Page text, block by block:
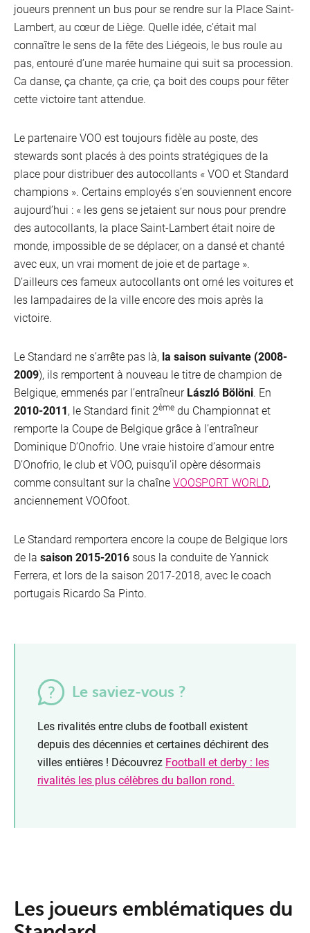
joueurs prennent un bus pour se rendre sur la Place Saint-
Lambert, au cœur de Liège. Quelle idée, c’était mal
connaître le sens de la fête des Liégeois, le bus roule au
pas, entouré d’une marée humaine qui suit sa procession.
Ca danse, ça chante, ça crie, ça boit des coups pour fêter
cette victoire tant attendue.
Le partenaire VOO est toujours fidèle au poste, des
stewards sont placés à des points stratégiques de la
place pour distribuer des autocollants « VOO et Standard
champions ». Certains employés s’en souviennent encore
aujourd’hui : « les gens se jetaient sur nous pour prendre
des autocollants, la place Saint-Lambert était noire de
monde, impossible de se déplacer, on a dansé et chanté
avec eux, un vrai moment de joie et de partage ».
D’ailleurs ces fameux autocollants ont orné les voitures et
les lampadaires de la ville encore des mois après la
victoire.
Le Standard ne s’arrête pas là, la saison suivante (2008-
2009), ils remportent à nouveau le titre de champion de
Belgique, emmenés par l’entraîneurLászló Bölöni. En
2010-2011, le Standard finit 2ème du Championnat et
remporte la Coupe de Belgique grâce à l’entraîneur
Dominique D’Onofrio. Une vraie histoire d’amour entre
D’Onofrio, le club et VOO, puisqu’il opère désormais
comme consultant sur la chaîneVOOSPORT WORLD,
anciennement VOOfoot.
Le Standard remportera encore la coupe de Belgique lors
de la saison 2015-2016 sous la conduite de Yannick
Ferrera, et lors de la saison 2017-2018, avec le coach
portugais Ricardo Sa Pinto.
Le saviez-vous ?
Les rivalités entre clubs de football existent
depuis des décennies et certaines déchirent des
villes entières ! Découvrez Football et derby : les
rivalités les plus célèbres du ballon rond.
Les joueurs emblématiques du